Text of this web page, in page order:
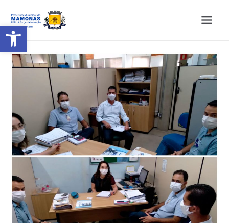
Barra de Ferramentas Aberta